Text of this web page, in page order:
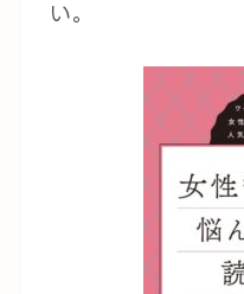
い。